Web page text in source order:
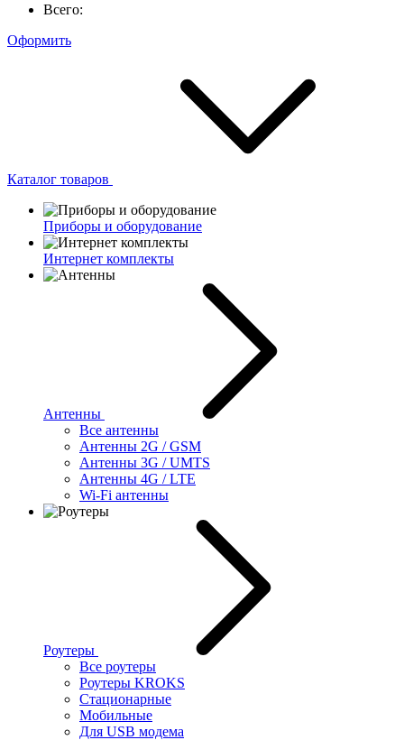
Всего:
Оформить
Каталог товаров
Приборы и оборудование
Интернет комплекты
Антенны
Все антенны
Антенны 2G / GSM
Антенны 3G / UMTS
Антенны 4G / LTE
Wi-Fi антенны
Роутеры
Все роутеры
Роутеры KROKS
Стационарные
Мобильные
Для USB модема